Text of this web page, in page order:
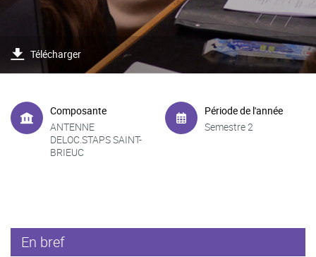
Télécharger
Composante
ANTENNE
DELOC.STAPS SAINT-
BRIEUC
Période de l'année
Semestre 2
En bref